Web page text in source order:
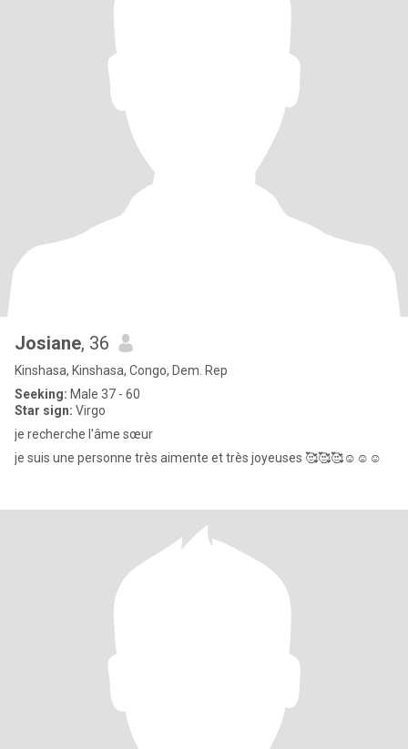
Josiane, 36
Kinshasa, Kinshasa, Congo, Dem. Rep
Seeking: Male 37 - 60
Star sign: Virgo
je recherche l'âme sœur
je suis une personne très aimente et très joyeuses 🥰🥰🥰☺️☺️☺️